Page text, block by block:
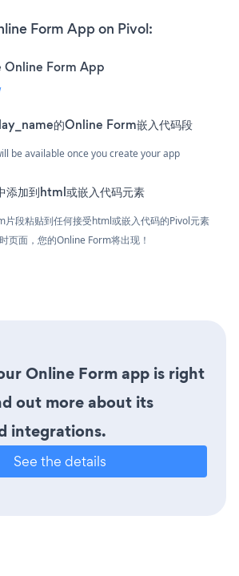
Form App on Pivol:
Online Form App
的Online Form嵌入代码段
be available once you create your app
添加到html或嵌入代码元素
片段粘贴到任何接受html或嵌入代码的Pivol元素
页面，您的Online Form将出现！
Online Form app is right
out more about its
integrations.
See the details